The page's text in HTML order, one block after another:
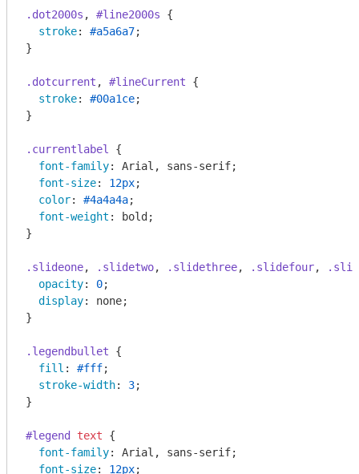
.dot2000s , #line2000s {
stroke: #a5a6a7;
}
.dotcurrent , #lineCurrent {
stroke: #00a1ce;
}
.currentlabel
{
font-family: Arial, sans-serif;
font-size: 12px;
color: #4a4a4a;
font-weight : bold;
}
.slideone, .slidetwo, .slidethree, .slidefour,
opacity: 0;
display: none;
}
.legendbullet {
fill : #fff;
stroke-width: 3;
}
#legend text {
font-family: Arial, sans-serif;
font-size: 12px;